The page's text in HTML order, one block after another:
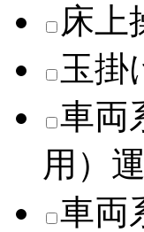
床上
玉掛
車両
用）
車両